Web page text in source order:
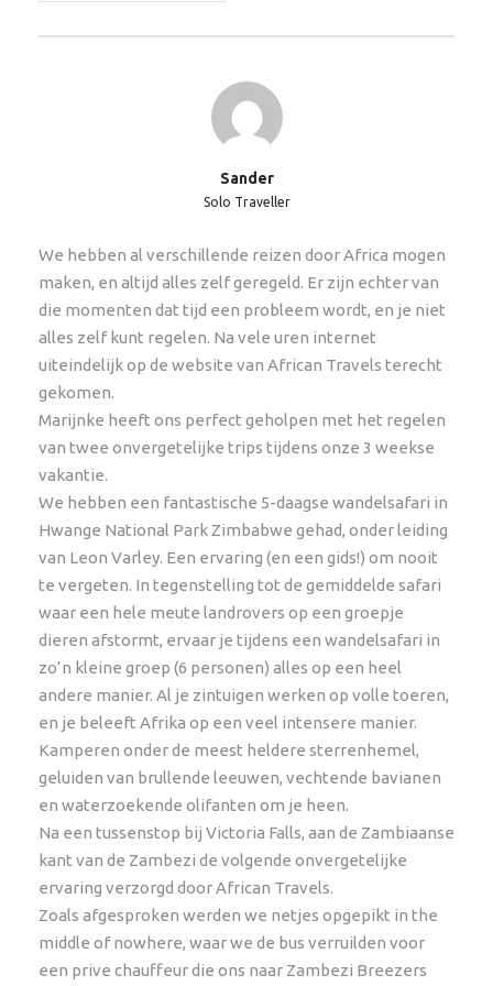
prachtig uitzicht hebt.
Minimum leeftijd 16 jaar
Hotel Pickup
Op dag 1 van de safari wordt je om 08:00 uur
opgehaald bij je accommodatie in Victoria Falls,
Zimbabwe
Start- en Eindpunt
Victoria Falls – Victoria Falls
Vertrek om 08h00 op dag 1 van de reis
Inclusief
Transport
Volpension (3 maaltijden per dag inclusief
drankjes)
Safaritent met strecherbedden en beddegoed
Wegenbelasting
Diensverlening reisleider, chauffeur en kok
24/7 assistentie
Dekking garantiefonds
Sander
Solo Traveller
We hebben al verschillende reizen door Africa mogen
maken, en altijd alles zelf geregeld. Er zijn echter van
die momenten dat tijd een probleem wordt, en je niet
alles zelf kunt regelen. Na vele uren internet
uiteindelijk op de website van African Travels terecht
gekomen.
Marijnke heeft ons perfect geholpen met het regelen
van twee onvergetelijke trips tijdens onze 3 weekse
vakantie.
We hebben een fantastische 5-daagse wandelsafari in
Hwange National Park Zimbabwe gehad, onder leiding
van Leon Varley. Een ervaring (en een gids!) om nooit
te vergeten. In tegenstelling tot de gemiddelde safari
waar een hele meute landrovers op een groepje
dieren afstormt, ervaar je tijdens een wandelsafari in
zo’n kleine groep (6 personen) alles op een heel
andere manier. Al je zintuigen werken op volle toeren,
en je beleeft Afrika op een veel intensere manier.
Kamperen onder de meest heldere sterrenhemel,
geluiden van brullende leeuwen, vechtende bavianen
en waterzoekende olifanten om je heen.
Na een tussenstop bij Victoria Falls, aan de Zambiaanse
kant van de Zambezi de volgende onvergetelijke
ervaring verzorgd door African Travels.
Zoals afgesproken werden we netjes opgepikt in the
middle of nowhere, waar we de bus verruilden voor
een prive chauffeur die ons naar Zambezi Breezers